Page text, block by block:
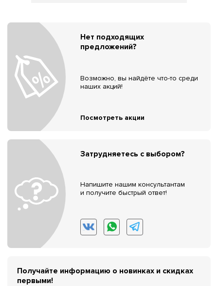
Нет подходящих
предложений?
Возможно, вы найдёте что-то среди
наших акций!
Посмотреть акции
Затрудняетесь с выбором?
Напишите нашим консультантам
и получите быстрый ответ!
Получайте информацию о новинках и скидках
первыми!